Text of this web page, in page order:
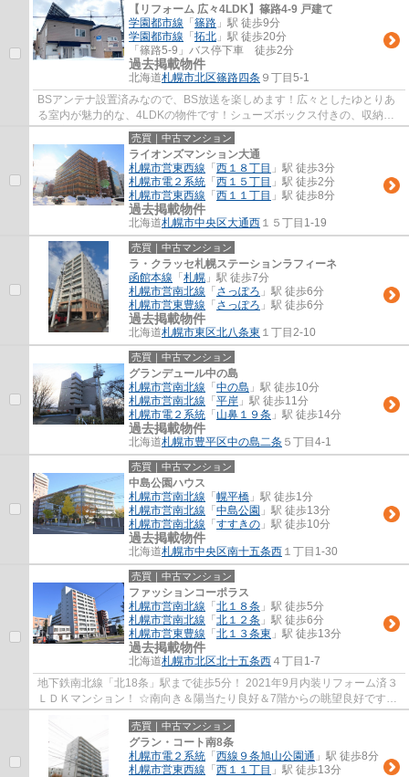
【リフォーム 広々4LDK】篠路4-9 戸建て
学園都市線 「 篠路 」駅 徒歩9分
学園都市線 「 拓北 」駅 徒歩20分
「篠路5-9」バス停下車 徒歩2分
過去掲載物件
北海道札幌市北区篠路四条 ９丁目5-1
BSアンテナ設置済みなので、BS放送を楽しめます！広々としたゆとりあ
る室内が魅力的な、4LDKの物件です！シューズボックス付きの、収納の
多い玄関です！駅から徒歩9分の場所に位置する...
売買｜中古マンション
ライオンズマンション大通
札幌市営東西線 「 西１８丁目 」駅 徒歩3分
札幌市電２系統 「 西１５丁目 」駅 徒歩2分
札幌市営東西線 「 西１１丁目 」駅 徒歩8分
過去掲載物件
北海道札幌市中央区大通西 １５丁目1-19
売買｜中古マンション
ラ・クラッセ札幌ステーションラフィーネ
函館本線 「 札幌 」駅 徒歩7分
札幌市営南北線 「 さっぽろ 」駅 徒歩6分
札幌市営東豊線 「 さっぽろ 」駅 徒歩6分
過去掲載物件
北海道札幌市東区北八条東 １丁目2-10
売買｜中古マンション
グランデュール中の島
札幌市営南北線 「 中の島 」駅 徒歩10分
札幌市営南北線 「 平岸 」駅 徒歩11分
札幌市電２系統 「 山鼻１９条 」駅 徒歩14分
過去掲載物件
北海道札幌市豊平区中の島二条 ５丁目4-1
売買｜中古マンション
中島公園ハウス
札幌市営南北線 「 幌平橋 」駅 徒歩1分
札幌市営南北線 「 中島公園 」駅 徒歩13分
札幌市営南北線 「 すすきの 」駅 徒歩10分
過去掲載物件
北海道札幌市中央区南十五条西 １丁目1-30
売買｜中古マンション
ファッションコーポラス
札幌市営南北線 「 北１８条 」駅 徒歩5分
札幌市営南北線 「 北１２条 」駅 徒歩6分
札幌市営東豊線 「 北１３条東 」駅 徒歩13分
過去掲載物件
北海道札幌市北区北十五条西 ４丁目1-7
地下鉄南北線「北18条」駅まで徒歩5分！ 2021年9月内装リフォーム済３
ＬＤＫマンション！ ☆南向き＆陽当たり良好＆7階からの眺望良好です！
☆専有面積87.55㎡ 3LDK ☆収納豊富です！ ☆...
売買｜中古マンション
グラン・コート南8条
札幌市電２系統 「 西線９条旭山公園通 」駅 徒歩8分
札幌市営東西線 「 西１１丁目 」駅 徒歩13分